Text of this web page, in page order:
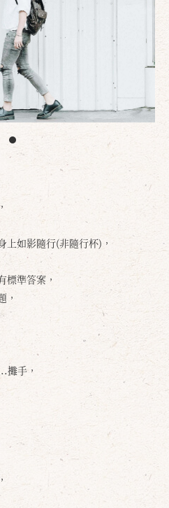
上如影隨行(非隨行杯)，
標準答案，
，
攤手，